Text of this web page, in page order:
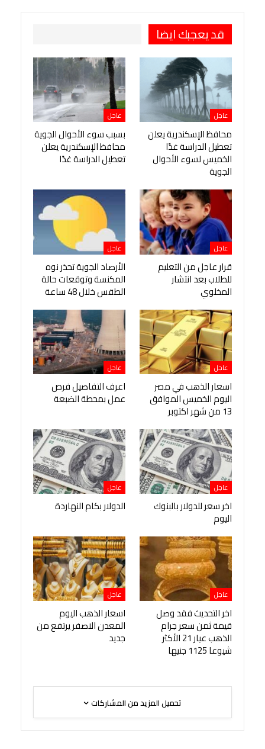
قد يعجبك ايضا
عاجل
محافظ الإسكندرية يعلن
تعطيل الدراسة غدًا
الخميس لسوء الأحوال
الجوية
عاجل
بسبب سوء الأحوال الجوية
محافظ الإسكندرية يعلن
تعطيل الدراسة غدًا
عاجل
قرار عاجل من التعليم
للطلاب بعد انتشار
المخلوي
عاجل
الأرصاد الجوية تحذر نوه
المكنسة وتوقعات حالة
الطقس خلال 48 ساعة
عاجل
اسعار الذهب في مصر
اليوم الخميس الموافق
13 من شهر اكتوبر
عاجل
اعرف التفاصيل فرص
عمل بمحطة الضبعة
عاجل
اخر سعر للدولار بالبنوك
اليوم
عاجل
الدولار بكام النهاردة
عاجل
اخر التحديث فقد وصل
قيمة ثمن سعر جرام
الذهب عيار 21 الأكثر
شيوعا 1125 جنيها
عاجل
اسعار الذهب اليوم
المعدن الاصفر يرتفع من
جديد
تحميل المزيد من المشاركات